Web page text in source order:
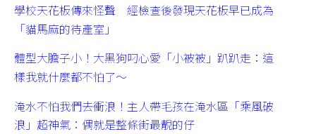
學校天花板傳來怪聲 經檢查後發現天花板早已成為
「貓馬麻的待產室」
體型大膽子小！大黑狗叼心愛「小被被」趴趴走：這
樣我就什麼都不怕了～
淹水不怕我們去衝浪！主人帶毛孩在淹水區「乘風破
浪」超神氣：偶就是整條街最靚的仔